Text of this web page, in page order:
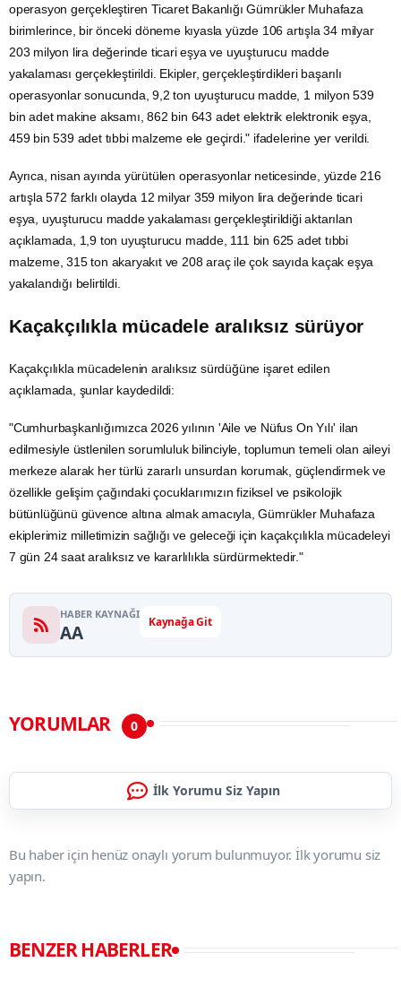
operasyon gerçekleştirenTicaretBakanlığı Gümrükler Muhafaza
birimlerince, bir önceki döneme kıyasla yüzde 106 artışla 34 milyar
203 milyon lira değerinde ticari eşya ve uyuşturucu madde
yakalaması gerçekleştirildi. Ekipler, gerçekleştirdikleri başarılı
operasyonlar sonucunda, 9,2 ton uyuşturucu madde, 1 milyon 539
bin adet makine aksamı, 862 bin 643 adet elektrik elektronik eşya,
459 bin 539 adet tıbbi malzeme ele geçirdi." ifadelerine yer verildi.
Ayrıca, nisan ayında yürütülen operasyonlar neticesinde, yüzde 216
artışla 572 farklı olayda 12 milyar 359 milyon lira değerinde ticari
eşya, uyuşturucu madde yakalaması gerçekleştirildiği aktarılan
açıklamada, 1,9 ton uyuşturucu madde, 111 bin 625 adet tıbbi
malzeme, 315 ton akaryakıtve 208 araç ile çok sayıda kaçak eşya
yakalandığı belirtildi.
Kaçakçılıkla mücadele aralıksız sürüyor
Kaçakçılıkla mücadelenin aralıksız sürdüğüne işaret edilen
açıklamada, şunlar kaydedildi:
"Cumhurbaşkanlığımızca 2026 yılının 'Aile ve Nüfus On Yılı' ilan
edilmesiyle üstlenilen sorumluluk bilinciyle, toplumun temeli olan aileyi
merkeze alarak her türlü zararlı unsurdan korumak, güçlendirmek ve
özellikle gelişim çağındaki çocuklarımızın fiziksel ve psikolojik
bütünlüğünü güvence altına almak amacıyla, Gümrükler Muhafaza
ekiplerimiz milletimizin sağlığı ve geleceği için kaçakçılıkla mücadeleyi
7 gün 24 saat aralıksız ve kararlılıkla sürdürmektedir."
HABER KAYNAĞI
AA Kaynağa Git
YORUMLAR 0
İlk Yorumu Siz Yapın
Bu haber için henüz onaylı yorum bulunmuyor. İlk yorumu siz
yapın.
BENZER HABERLER